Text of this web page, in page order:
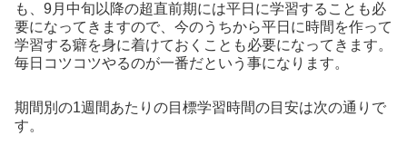
も、9月中旬以降の超直前期には平日に学習することも必
要になってきますので、今のうちから平日に時間を作って
学習する癖を身に着けておくことも必要になってきます。
毎日コツコツやるのが一番だという事になります。
期間別の1週間あたりの目標学習時間の目安は次の通りで
す。